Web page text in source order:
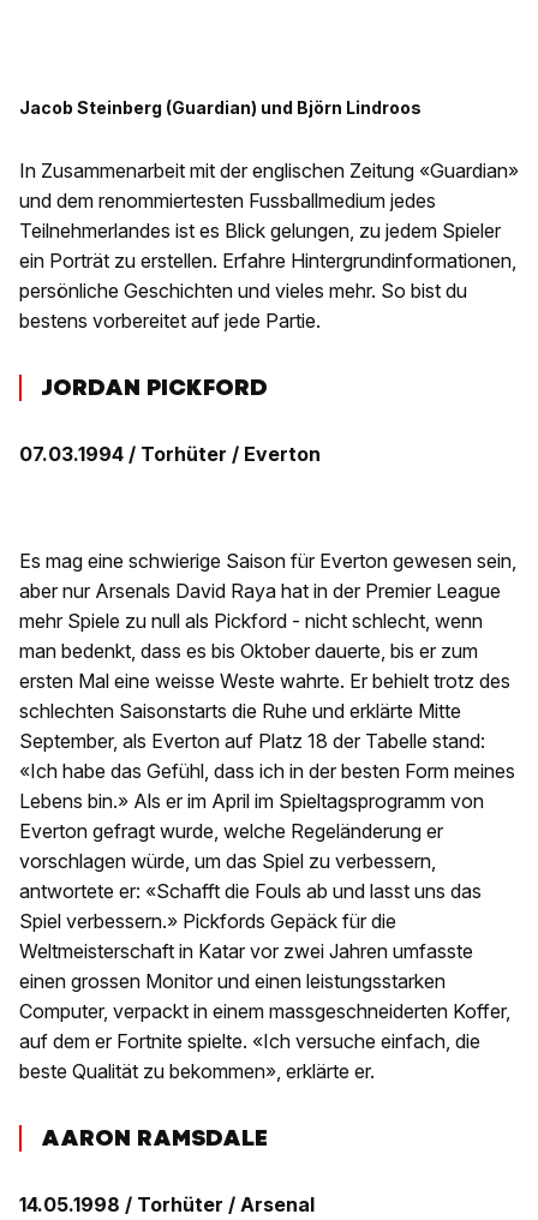
Jacob Steinberg (Guardian) und Björn Lindroos
In Zusammenarbeit mit der englischen Zeitung «Guardian»
und dem renommiertesten Fussballmedium jedes
Teilnehmerlandes ist es Blick gelungen, zu jedem Spieler
ein Porträt zu erstellen. Erfahre Hintergrundinformationen,
persönliche Geschichten und vieles mehr. So bist du
bestens vorbereitet auf jede Partie.
JORDAN PICKFORD
07.03.1994 / Torhüter / Everton
Es mag eine schwierige Saison für Everton gewesen sein,
aber nur Arsenals David Raya hat in der Premier League
mehr Spiele zu null als Pickford - nicht schlecht, wenn
man bedenkt, dass es bis Oktober dauerte, bis er zum
ersten Mal eine weisse Weste wahrte. Er behielt trotz des
schlechten Saisonstarts die Ruhe und erklärte Mitte
September, als Everton auf Platz 18 der Tabelle stand:
«Ich habe das Gefühl, dass ich in der besten Form meines
Lebens bin.» Als er im April im Spieltagsprogramm von
Everton gefragt wurde, welche Regeländerung er
vorschlagen würde, um das Spiel zu verbessern,
antwortete er: «Schafft die Fouls ab und lasst uns das
Spiel verbessern.» Pickfords Gepäck für die
Weltmeisterschaft in Katar vor zwei Jahren umfasste
einen grossen Monitor und einen leistungsstarken
Computer, verpackt in einem massgeschneiderten Koffer,
auf dem er Fortnite spielte. «Ich versuche einfach, die
beste Qualität zu bekommen», erklärte er.
AARON RAMSDALE
14.05.1998 / Torhüter / Arsenal